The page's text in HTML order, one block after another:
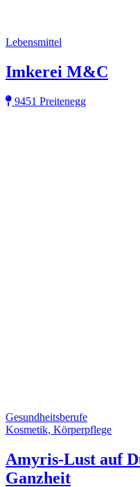
Lebensmittel
Imkerei M&C
9451 Preitenegg
Gesundheitsberufe
Kosmetik, Körperpflege
Amyris-Lust auf
Ganzheit